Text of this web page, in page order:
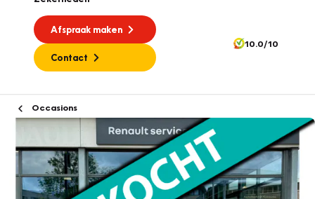
Afspraak maken
Contact
10.0/10
Occasions